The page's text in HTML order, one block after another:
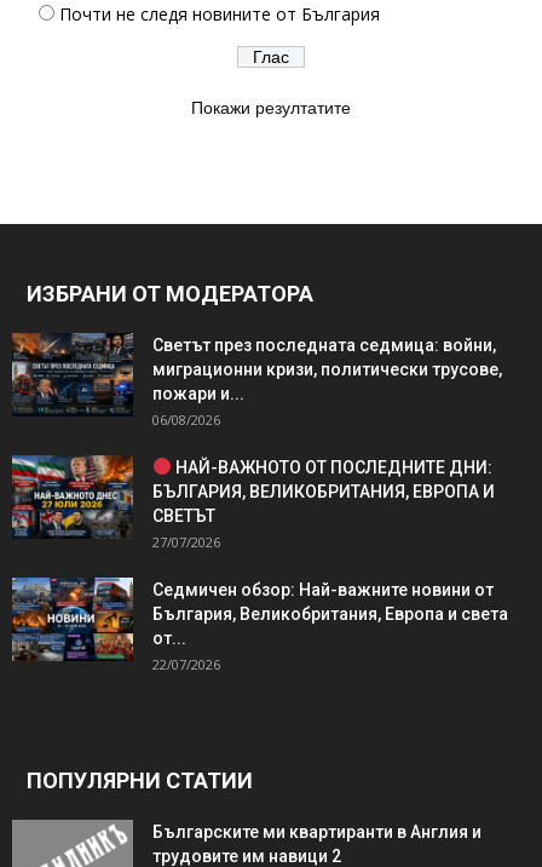
Почти не следя новините от България
Покажи резултатите
ИЗБРАНИ ОТ МОДЕРАТОРА
Светът през последната седмица: войни,
миграционни кризи, политически трусове,
пожари и...
06/08/2026
НАЙ-ВАЖНОТО ОТ ПОСЛЕДНИТЕ ДНИ:
БЪЛГАРИЯ, ВЕЛИКОБРИТАНИЯ, ЕВРОПА И
СВЕТЪТ
27/07/2026
Седмичен обзор: Най-важните новини от
България, Великобритания, Европа и света
от...
22/07/2026
ПОПУЛЯРНИ СТАТИИ
Българските ми квартиранти в Англия и
трудовите им навици 2